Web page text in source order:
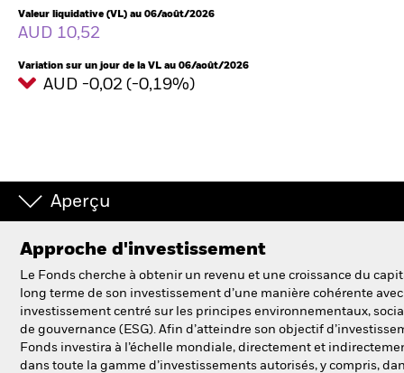
Valeur liquidative (VL) au 06/août/2026
AUD 10,52
Variation sur un jour de la VL au 06/août/2026
AUD -0,02 (-0,19%)
Aperçu
Approche d'investissement
Le Fonds cherche à obtenir un revenu et une croissance du
long terme de son investissement d’une manière cohérente
investissement centré sur les principes environnementaux,
de gouvernance (ESG). Afin d’atteindre son objectif
Fonds investira à l’échelle mondiale, directement et
dans toute la gamme d’investissements autorisés, y compris,